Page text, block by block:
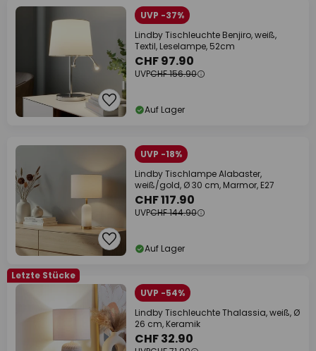
UVP -37%
Lindby Tischleuchte Benjiro, weiß,
Textil, Leselampe, 52cm
CHF 97.90
UVPCHF 156.90
Auf Lager
UVP -18%
Lindby Tischlampe Alabaster,
weiß/gold, Ø 30 cm, Marmor, E27
CHF 117.90
UVPCHF 144.90
Auf Lager
Letzte Stücke
UVP -54%
Lindby Tischleuchte Thalassia, weiß, Ø
26 cm, Keramik
CHF 32.90